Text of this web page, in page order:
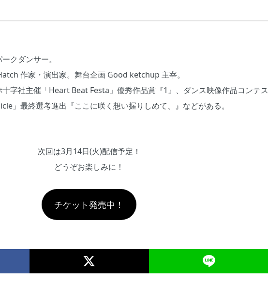
クダンサー。
作家・演出家。舞台企画 Good ketchup 主宰。
字社主催「Heart Beat Festa」優秀作品賞『1』、ダンス映像作品コンテス
」最終選考進出『ここに咲く想い握りしめて、』などがある。
次回は3月14日(火)配信予定！
どうぞお楽しみに！
チケット発売中！